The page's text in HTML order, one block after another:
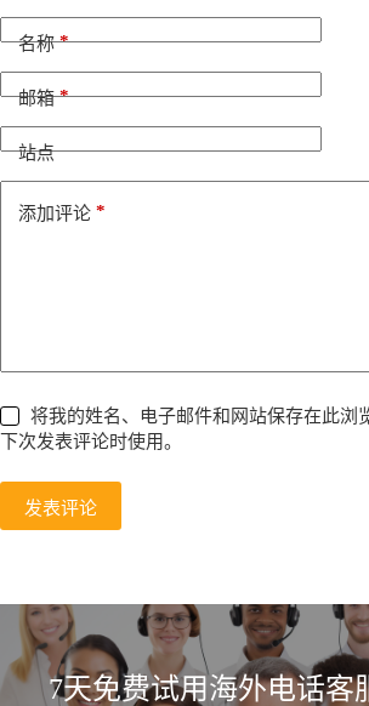
名称*
邮箱*
站点
添加评论 *
将我的姓名、电子邮件和网站保存在此浏
下次发表评论时使用。
发表评论
t
e
t
i
7天免费试用海外电话客